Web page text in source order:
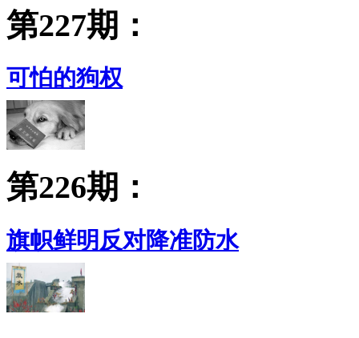
第227期：
可怕的狗权
第226期：
旗帜鲜明反对降准防水